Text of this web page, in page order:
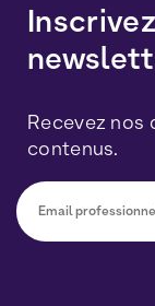
Recevez nos
contenus.